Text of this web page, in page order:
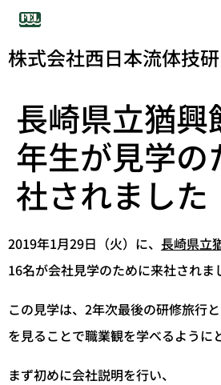
株式会社西日本流体技研
長崎県立猶興
年生が見学の
社されました
2019年1月29日（火）に、 長崎県立
16名が会社見学のために来社されま
この見学は、2年次最後の研修旅行
を見ることで職業観を学べるように
まず初めに会社説明を行い、